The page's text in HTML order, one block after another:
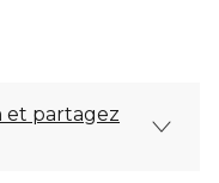
et partagez